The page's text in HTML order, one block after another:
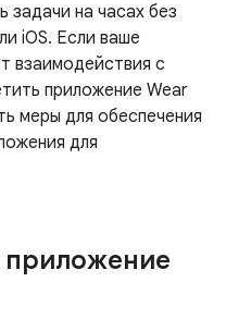
задачи на часах без
iOS. Если ваше
взаимодействия с
приложение Wear
меры для обеспечения
для
приложение